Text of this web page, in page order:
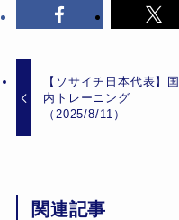
【ソサイチ日本代表】国
内トレーニング
（2025/8/11）
関連記事